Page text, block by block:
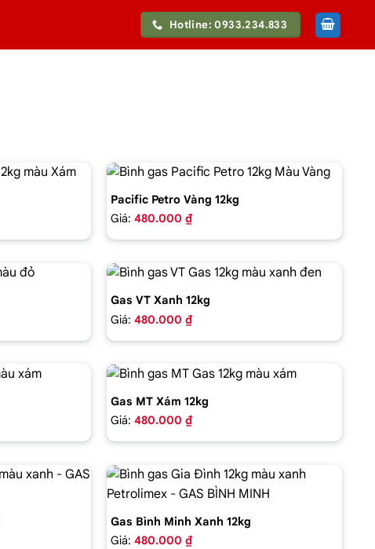
Hotline: 0933.234.833
Pacific Petro Vàng 12kg
Giá: 480.000 ₫
Gas VT Xanh 12kg
Giá: 480.000 ₫
Gas MT Xám 12kg
Giá: 480.000 ₫
Gas Bình Minh Xanh 12kg
Giá: 480.000 ₫